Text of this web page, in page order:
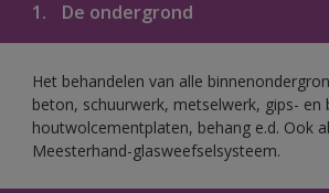
1. De ondergrond
Het behandelen van alle
beton, schuurwerk, metselwerk, gips- en
houtwolcementplaten, behang e.d. Ook
Meesterhand-glasweefselsysteem.